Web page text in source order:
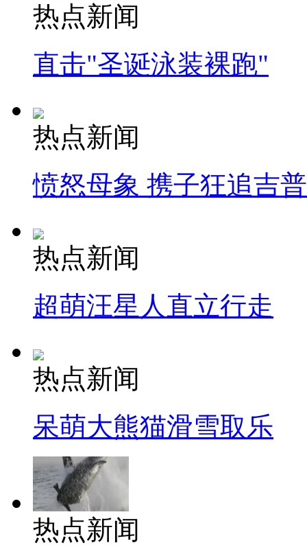
热点新闻
直击"圣诞泳装裸跑"
热点新闻
愤怒母象 携子狂追吉
热点新闻
超萌汪星人直立行走
热点新闻
呆萌大熊猫滑雪取乐
热点新闻